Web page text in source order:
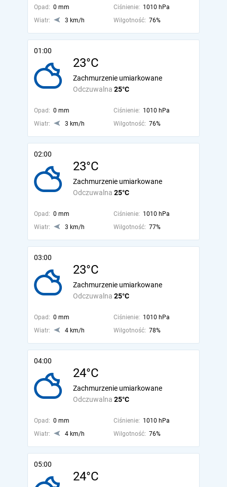
Opad: 0 mm Ciśnienie: 1010 hPa
Wiatr:
3 km/h Wilgotność: 76%
01:00
23°C
Odczuwalna 25°C
Zachmurzenie umiarkowane
Opad: 0 mm Ciśnienie: 1010 hPa
Wiatr:
3 km/h Wilgotność: 76%
02:00
23°C
Odczuwalna 25°C
Zachmurzenie umiarkowane
Opad: 0 mm Ciśnienie: 1010 hPa
Wiatr:
3 km/h Wilgotność: 77%
03:00
23°C
Odczuwalna 25°C
Zachmurzenie umiarkowane
Opad: 0 mm Ciśnienie: 1010 hPa
Wiatr:
4 km/h Wilgotność: 78%
04:00
24°C
Odczuwalna 25°C
Zachmurzenie umiarkowane
Opad: 0 mm Ciśnienie: 1010 hPa
Wiatr:
4 km/h Wilgotność: 76%
05:00
24°C